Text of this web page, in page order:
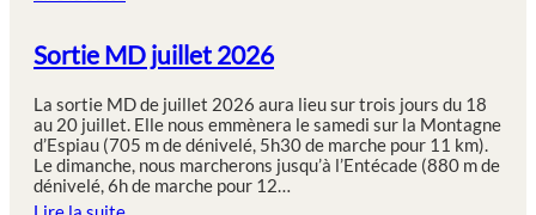
Sortie MD juillet 2026
La sortie MD de juillet 2026 aura lieu sur trois jours du 18
au 20 juillet. Elle nous emmènera le samedi sur la Montagne
d’Espiau (705 m de dénivelé, 5h30 de marche pour 11 km).
Le dimanche, nous marcherons jusqu’à l’Entécade (880 m de
dénivelé, 6h de marche pour 12…